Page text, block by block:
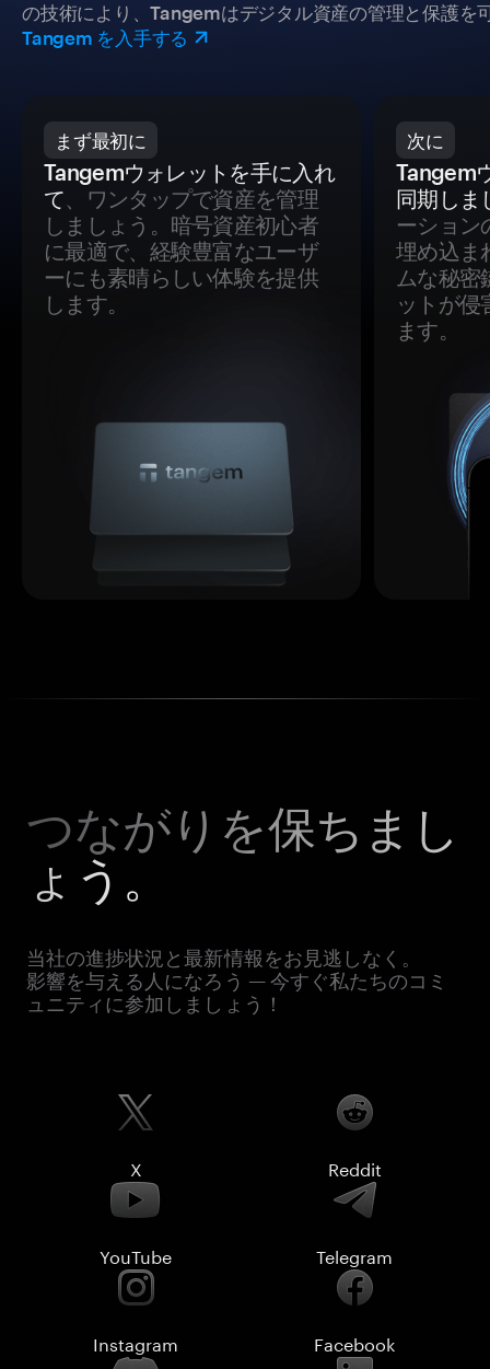
の技術により、Tangemはデジタル資産の管理と保護を
Tangem を入手する
まず最初に
Tangemウォレットを手に入れ
て、ワンタップで資産を管理
しましょう。暗号資産初心者
に最適で、経験豊富なユーザ
ーにも素晴らしい体験を提供
します。
次に
Tangem
同期しま
ーション
埋め込ま
ムな秘密
ットが侵
ます。
つながりを保ちまし
ょう。
当社の進捗状況と最新情報をお見逃しなく。
影響を与える人になろう — 今すぐ私たちのコミ
ュニティに参加しましょう！
X Reddit
YouTube Telegram
Instagram Facebook